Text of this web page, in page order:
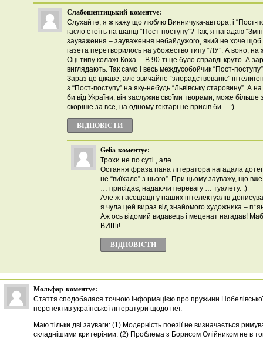
Слабошептицький коментує:
Слухайте, я ж кажу що люблю Винничука-автора, і “Пост-
гасло стоїть на шапці “Пост-поступу”? Так, я нагадаю
зауваження – зауваження небайдужого, який не хоче
газета перетворилось на убожество типу “ЛУ”. А воно,
Оці типу колажі Коха… В 90-ті це було справді круто. А
виглядають. Так само і весь междусобойчик “Пост-
Зараз це цікаве, але звичайне “злорадствованіє”
з “Пост-поступу” на яку-небудь “Львівську старовину”. А
би від України, він заслужив своїми творами, може
скоріше за все, на одному гектарі не присів би… :)
ВІДПОВІCТИ
Gelia коментує:
Трохи не по суті , але…
Остання фраза пана літератора нагадала
не “виїхало” з нього”. При цьому зауважу, що
… присідає, надаючи перевагу … туалету. :)
Але ж і асоціації у наших інтелектуалів-
я чула цей вираз від знайомого художника –
Аж ось відомий видавець і меценат нагадав!
ВИШі!
ВІДПОВІCТИ
Мольфар коментує:
Cтаття сподобалася точною інформацією про пружини Нобелівської
перспектив української літератури щодо неї.
Маю тільки дві зауваги: (1) Модерність поезії не визначається
складнішими критеріями. (2) Проблема з Борисом Олійником не в